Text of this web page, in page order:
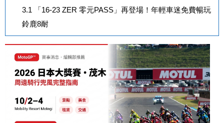
3.1
「16-23 ZER 零元PASS」再登場！年輕車迷免費暢玩
鈴鹿8耐